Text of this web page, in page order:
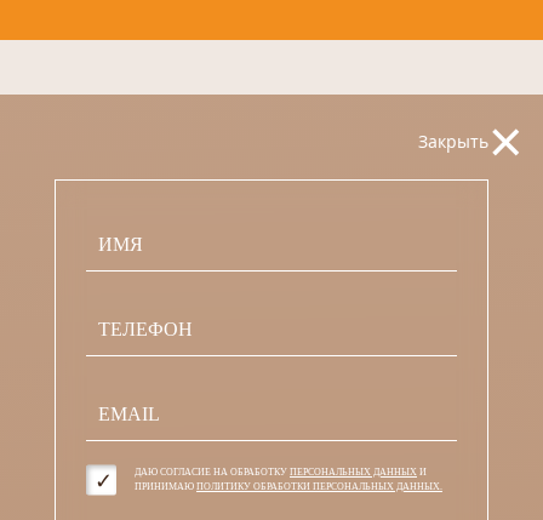
Закрыть×
ДАЮ СОГЛАСИЕ НА ОБРАБОТКУ ПЕРСОНАЛЬНЫХ ДАННЫХ И
ПРИНИМАЮ ПОЛИТИКУ ОБРАБОТКИ ПЕРСОНАЛЬНЫХ ДАННЫХ.